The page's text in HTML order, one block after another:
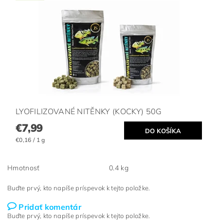
LYOFILIZOVANÉ NITĚNKY (KOCKY) 50G
€7,99
€0,16 / 1 g
Hmotnosť 0.4 kg
Buďte prvý, kto napíše príspevok k tejto položke.
Pridať komentár
Buďte prvý, kto napíše príspevok k tejto položke.